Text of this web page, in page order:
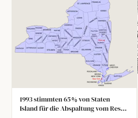
1993 stimmten 65 % von Staten
Island für die Abspaltung vom Rest